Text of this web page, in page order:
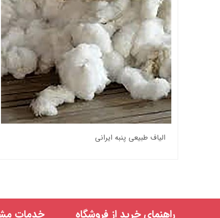
الیاف طبیعی پنبه ایرانی
راهنمای خرید از فروشگاه خدمات